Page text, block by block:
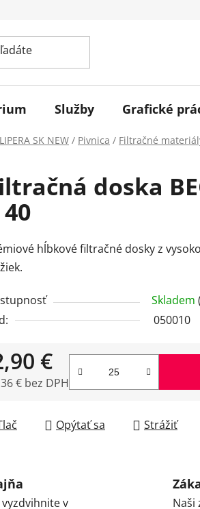
Služby Grafické
LIPERA SK NEW / Pivnica / Filtračné
doska
hĺbkové filtračné dosky z
Skladem
050010
€
€ bez DPH
Opýtať sa Strážiť
v
Naši